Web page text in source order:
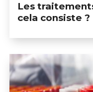
Les
cela consiste ?